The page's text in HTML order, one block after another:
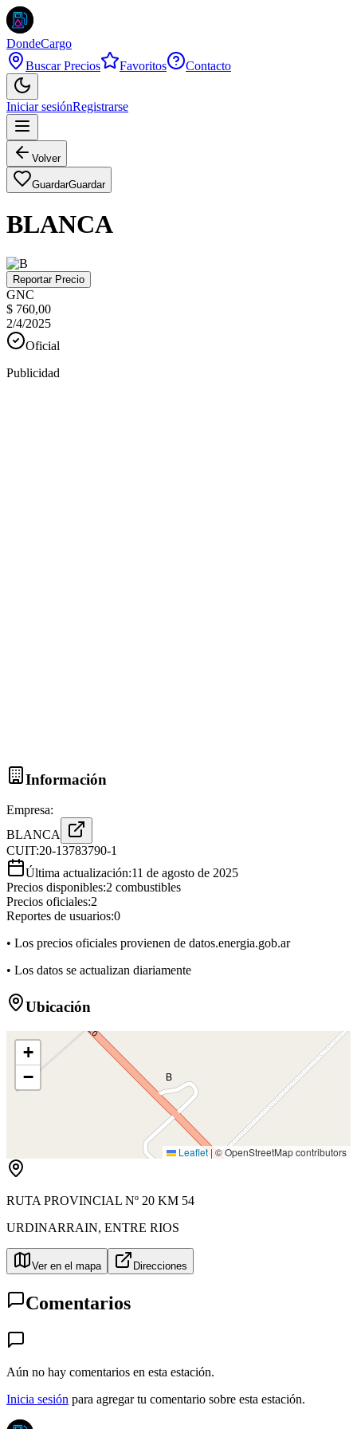
DondeCargo
Buscar Precios
Favoritos Contacto
Iniciar sesiónRegistrarse
Volver
GuardarGuardar
BLANCA
Reportar Precio
GNC
$ 760,00
2/4/2025
Oficial
Publicidad
Información
Empresa:
BLANCA
CUIT:20-13783790-1
Última actualización:11 de agosto de 2025
Precios disponibles:2 combustibles
Precios oficiales:2
Reportes de usuarios:0
• Los precios oficiales provienen de datos.energia.gob.ar
• Los datos se actualizan diariamente
Ubicación
B
+
−
Leaflet |© OpenStreetMap contributors
RUTA PROVINCIAL Nº 20 KM 54
URDINARRAIN, ENTRE RIOS
Ver en el mapa Direcciones
Comentarios
Aún no hay comentarios en esta estación.
Inicia sesión para agregar tu comentario sobre esta estación.